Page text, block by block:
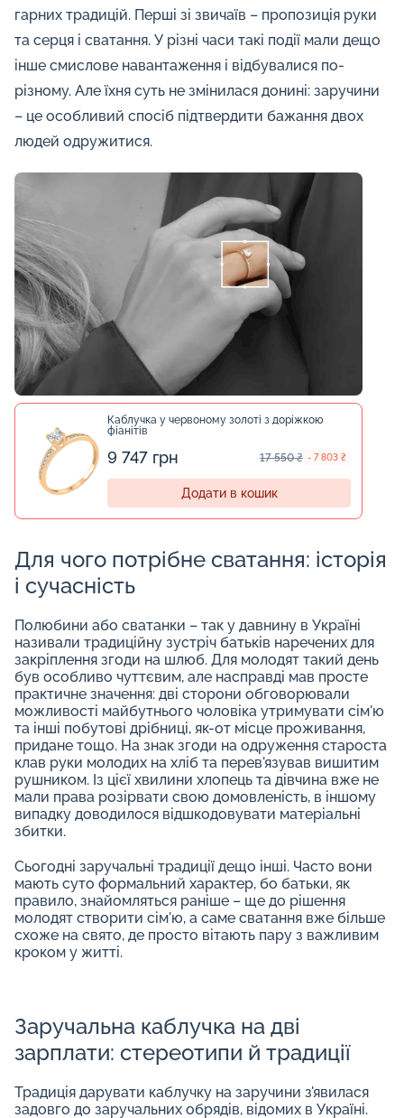
гарних традицій. Перші зі звичаїв – пропозиція руки
та серця і сватання. У різні часи такі події мали дещо
інше смислове навантаження і відбувалися по-
різному. Але їхня суть не змінилася донині: заручини
– це особливий спосіб підтвердити бажання двох
людей одружитися.
Каблучка у червоному золоті з доріжкою
фіанітів
9 747 грн 17 550 ₴ - 7 803 ₴
Додати в кошик
Для чого потрібне сватання: історія
і сучасність
Полюбини або сватанки – так у давнину в Україні
називали традиційну зустріч батьків наречених для
закріплення згоди на шлюб. Для молодят такий день
був особливо чуттєвим, але насправді мав просте
практичне значення: дві сторони обговорювали
можливості майбутнього чоловіка утримувати сім'ю
та інші побутові дрібниці, як-от місце проживання,
придане тощо. На знак згоди на одруження староста
клав руки молодих на хліб та перев'язував вишитим
рушником. Із цієї хвилини хлопець та дівчина вже не
мали права розірвати свою домовленість, в іншому
випадку доводилося відшкодовувати матеріальні
збитки.
Сьогодні заручальні традиції дещо інші. Часто вони
мають суто формальний характер, бо батьки, як
правило, знайомляться раніше – ще до рішення
молодят створити сім'ю, а саме сватання вже більше
схоже на свято, де просто вітають пару з важливим
кроком у житті.
Заручальна каблучка на дві
зарплати: стереотипи й традиції
Традиція дарувати каблучку на заручини з'явилася
задовго до заручальних обрядів, відомих в Україні.